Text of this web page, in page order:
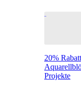
20%
Projekte